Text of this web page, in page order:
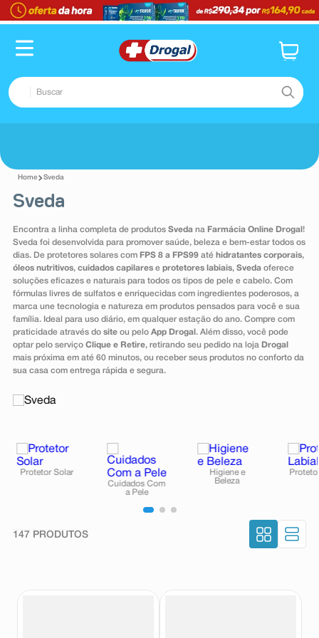
Buscar
pampers confort sec max
3º dipirona
4º lenço umedecido
5º tadalafila
6º desodorante
7º minoxidil
8º teste gravidez
9º esmalte
Sveda
Sveda
Encontra a linha completa de produtos Svedana Farmácia Online Drogal !
Sveda foi desenvolvida para promover saúde, beleza e bem-estar todos os
dias. De protetores solares com FPS 8 a FPS99até hidratantes corporais,
óleos nutritivos, cuidados capilarese protetores labiais, Svedaoferece
soluções eficazes e naturais para todos os tipos de pele e cabelo. Com
fórmulas livres de sulfatos e enriquecidas com ingredientes poderosos, a
marca une tecnologia e natureza em produtos pensados para você e sua
família. Ideal para uso diário, em qualquer estação do ano. Compre com
praticidade através do siteou pelo App Drogal . Além disso, você pode
optar pelo serviço Clique e Retire, retirando seu pedido na loja Drogal
mais próxima em até 60 minutos, ou receber seus produtos no conforto da
sua casa com entrega rápida e segura.
147 PRODUTOS